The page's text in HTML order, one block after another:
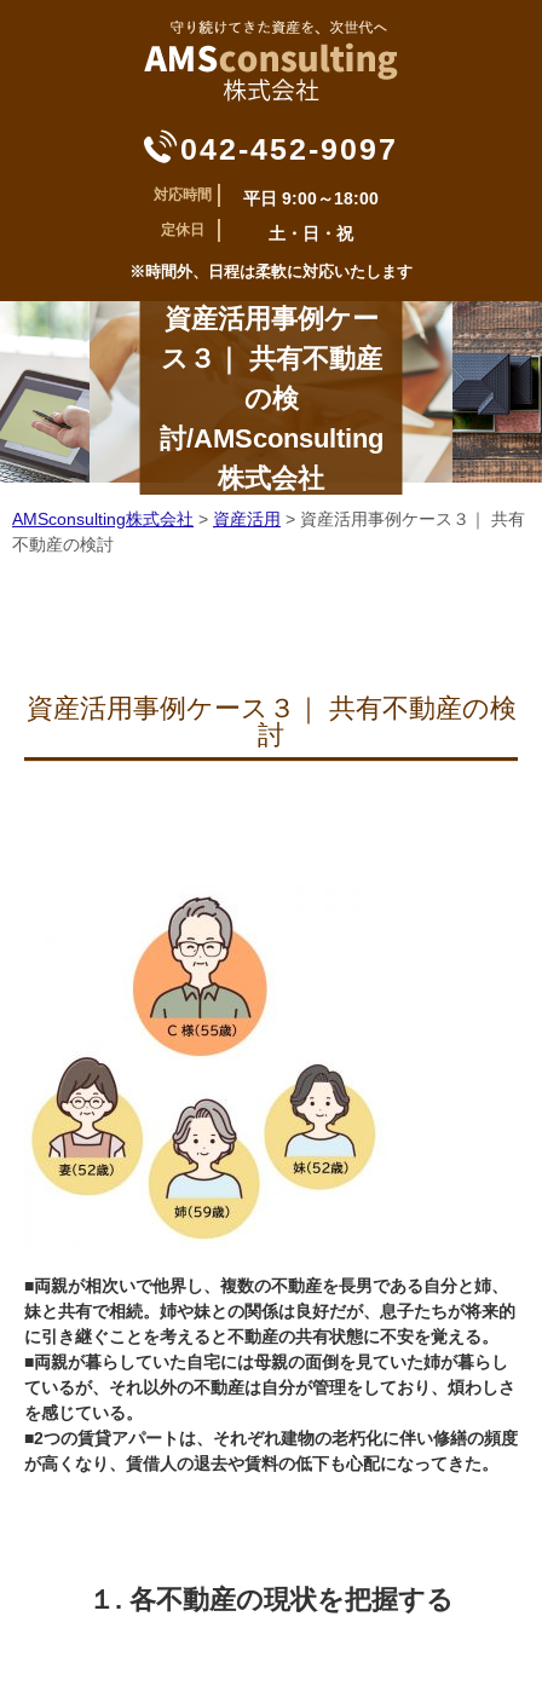
042-452-9097
対応時間 平日 9:00～18:00
定休日 土・日・祝
※時間外、日程は柔軟に対応いたします
資産活用事例ケー
ス３｜ 共有不動産
の検
討/AMSconsulting
株式会社
AMSconsulting株式会社 > 資産活用 > 資産活用事例ケース３｜ 共有
不動産の検討
資産活用事例ケース３｜ 共有不動産の検
討
■両親が相次いで他界し、複数の不動産を長男である自分と姉、
妹と共有で相続。姉や妹との関係は良好だが、息子たちが将来的
に引き継ぐことを考えると不動産の共有状態に不安を覚える。
■両親が暮らしていた自宅には母親の面倒を見ていた姉が暮らし
ているが、それ以外の不動産は自分が管理をしており、煩わしさ
を感じている。
■2つの賃貸アパートは、それぞれ建物の老朽化に伴い修繕の頻度
が高くなり、賃借人の退去や賃料の低下も心配になってきた。
１. 各不動産の現状を把握する